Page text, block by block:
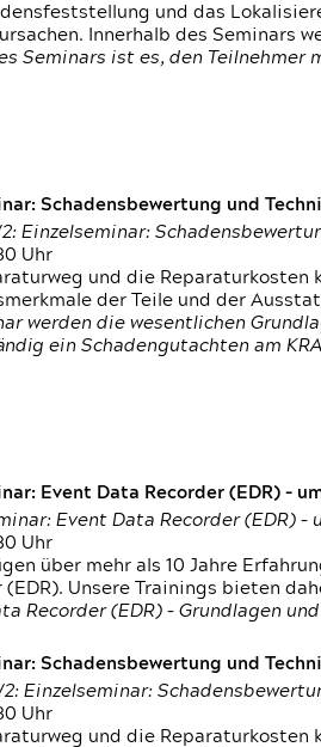
und das
Innerhalb des Seminars
Seminars ist es, den Teilnehmer
Schadensbewertung und
2: Einzelseminar:
Uhr
und die
der Teile und der
werden die wesentlichen
ein Schadengutachten am
Event Data Recorder (EDR) –
Event Data Recorder (EDR) –
Uhr
über mehr als 10 Jahre
(EDR). Unsere Trainings bieten
Recorder (EDR) – Grundlagen
Schadensbewertung und
2: Einzelseminar:
Uhr
und die